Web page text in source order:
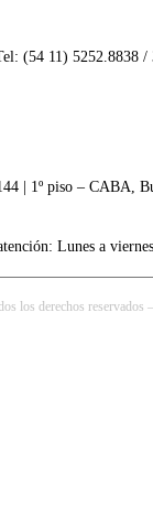
(54 11) 5252.8838 /
| 1º piso – CABA,
Lunes a
los derechos reservados –